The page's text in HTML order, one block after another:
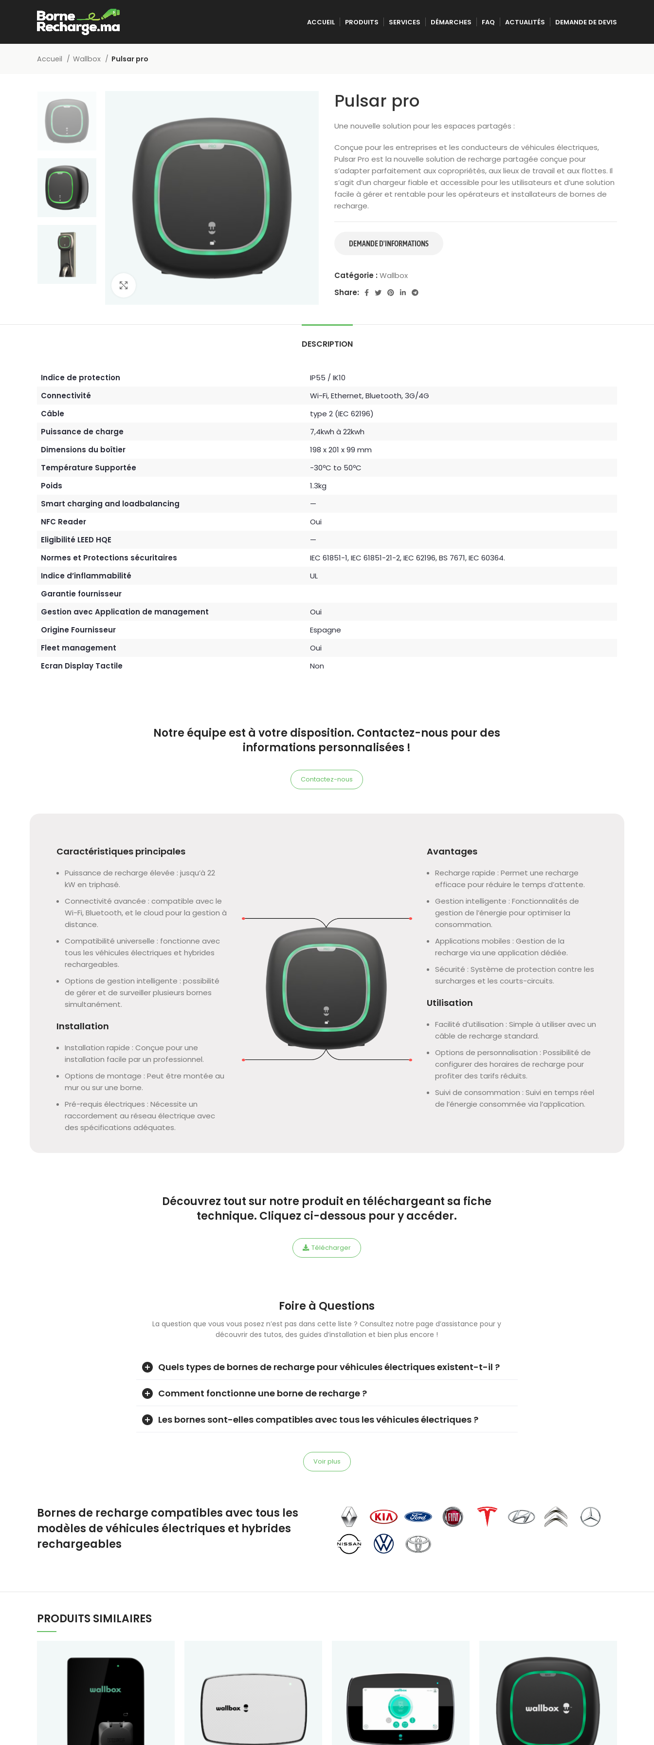
ACCUEIL PRODUITS SERVICES DÉMARCHES FAQ ACTUALITÉS DEMANDE DE DEVIS
Accueil Wallbox Pulsar pro
Pulsar pro
Une nouvelle solution pour les espaces partagés :
Conçue pour les entreprises et les conducteurs de véhicules électriques,
Pulsar Pro est la nouvelle solution de recharge partagée conçue pour
s’adapter parfaitement aux copropriétés, aux lieux de travail et aux flottes. Il
s’agit d’un chargeur fiable et accessible pour les utilisateurs et d’une solution
facile à gérer et rentable pour les opérateurs et installateurs de bornes de
recharge.
Catégorie : Wallbox
Share:
DESCRIPTION
Indice de protection
IP55 / IK10
Connectivité
Wi-Fi, Ethernet, Bluetooth, 3G/4G
Câble
type 2 (IEC 62196)
Puissance de charge
7,4kwh à 22kwh
Dimensions du boîtier
198 x 201 x 99 mm
Température Supportée
-30ºC to 50ºC
Poids
1.3kg
Smart charging and loadbalancing
—
NFC Reader
Oui
Eligibilité LEED HQE
—
Normes et Protections sécuritaires
IEC 61851-1, IEC 61851-21-2, IEC 62196, BS 7671, IEC 60364.
Indice d’inflammabilité
UL
Garantie fournisseur
Gestion avec Application de management
Oui
Origine Fournisseur
Espagne
Fleet management
Oui
Ecran Display Tactile
Non
Notre équipe est à votre disposition. Contactez-nous pour des
informations personnalisées !
Contactez-nous
Caractéristiques principales
Puissance de recharge élevée : jusqu’à 22
kW en triphasé.
Connectivité avancée : compatible avec le
Wi-Fi, Bluetooth, et le cloud pour la gestion à
distance.
Compatibilité universelle : fonctionne avec
tous les véhicules électriques et hybrides
rechargeables.
Options de gestion intelligente : possibilité
de gérer et de surveiller plusieurs bornes
simultanément.
Installation
Installation rapide : Conçue pour une
installation facile par un professionnel.
Options de montage : Peut être montée au
mur ou sur une borne.
Pré-requis électriques : Nécessite un
raccordement au réseau électrique avec
des spécifications adéquates.
Avantages
Recharge rapide : Permet une recharge
efficace pour réduire le temps d’attente.
Gestion intelligente : Fonctionnalités de
gestion de l’énergie pour optimiser la
consommation.
Applications mobiles : Gestion de la
recharge via une application dédiée.
Sécurité : Système de protection contre les
surcharges et les courts-circuits.
Utilisation
Facilité d’utilisation : Simple à utiliser avec un
câble de recharge standard.
Options de personnalisation : Possibilité de
configurer des horaires de recharge pour
profiter des tarifs réduits.
Suivi de consommation : Suivi en temps réel
de l’énergie consommée via l’application.
Découvrez tout sur notre produit en téléchargeant sa fiche
technique. Cliquez ci-dessous pour y accéder.
Télécharger
Foire à Questions
La question que vous vous posez n’est pas dans cette liste ? Consultez notre page d’assistance pour y
découvrir des tutos, des guides d’installation et bien plus encore !
Quels types de bornes de recharge pour véhicules électriques existent-t-il ?
Comment fonctionne une borne de recharge ?
Les bornes sont-elles compatibles avec tous les véhicules électriques ?
Voir plus
Bornes de recharge compatibles avec tous les
modèles de véhicules électriques et hybrides
rechargeables
PRODUITS SIMILAIRES